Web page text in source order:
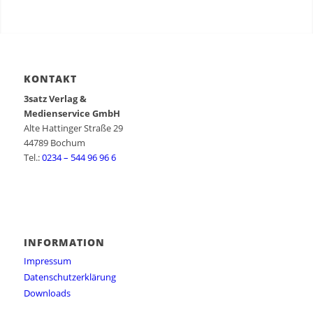
KONTAKT
3satz Verlag &
Medienservice GmbH
Alte Hattinger Straße 29
44789 Bochum
Tel.:0234 – 544 96 96 6
INFORMATION
Impressum
Datenschutzerklärung
Downloads